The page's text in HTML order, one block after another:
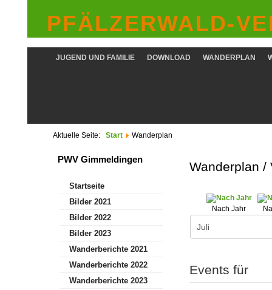
PFÄLZERWALD-
WANDERPLAN
DOWNLOAD
JUGEND UND FAMILIE
Aktuelle Seite: Start Wanderplan
Wanderplan /
Nach Jahr
Events für
PWV Gimmeldingen
Startseite
Bilder 2021
Bilder 2022
Bilder 2023
Wanderberichte 2021
Wanderberichte 2022
Wanderberichte 2023